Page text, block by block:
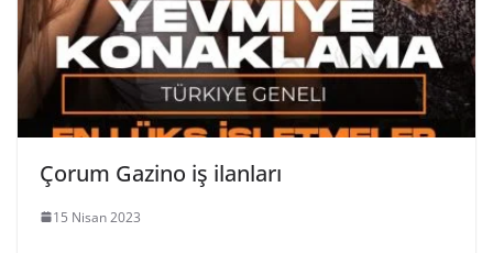
Çorum Gazino iş ilanları
15 Nisan 2023